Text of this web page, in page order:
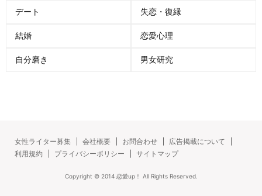
デート 失恋・復縁
結婚 恋愛心理
自分磨き 男女研究
女性ライター募集 会社概要 お問合わせ
広告掲載について
利用規約
プライバシーポリシー サイトマップ
Copyright © 2014 恋愛up！ All Rights Reserved.